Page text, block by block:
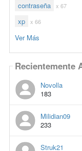
contraseña x 67
xp x 66
Ver Más
Recientemente
Novolla
183
Milidian09
233
Struk21